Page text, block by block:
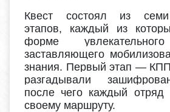
Квест состоял из
этапов, каждый из
форме
заставляющего
знания. Первый этап —
разгадывали
после чего каждый отряд
своему маршруту.